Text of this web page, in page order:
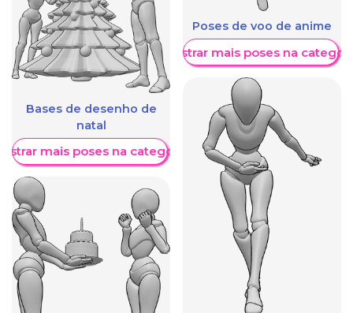
Bases de desenho de
natal
mais poses na categoria
Poses de voo de anime
Mostrar mais poses na